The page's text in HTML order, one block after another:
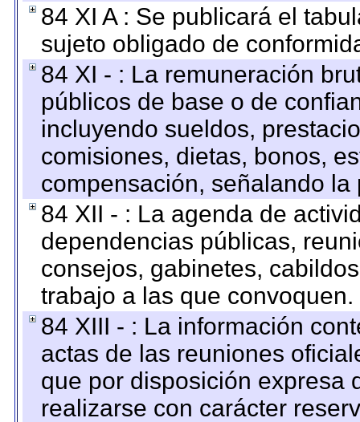
84 XI A : Se publicará el
sujeto obligado de
84 XI - : La remuneración
públicos de base o de
incluyendo sueldos,
comisiones, dietas, bonos,
compensación, señalando
84 XII - : La agenda de
dependencias públicas,
consejos, gabinetes,
trabajo a las que convoquen.
84 XIII - : La información
actas de las reuniones
que por disposición expresa
realizarse con carácter